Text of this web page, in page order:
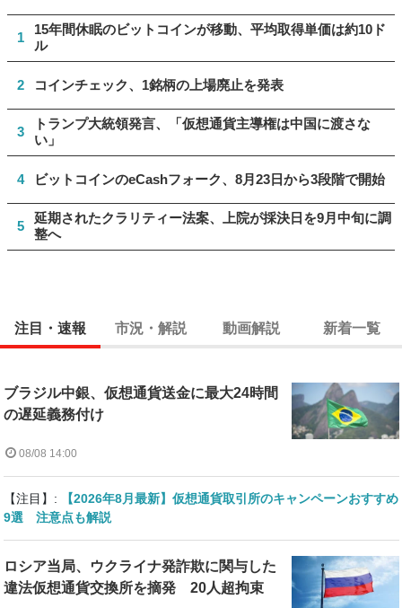
1
15年間休眠のビットコインが移動、平均取得単価は約10ド
ル
2 コインチェック、1銘柄の上場廃止を発表
3
トランプ大統領発言、「仮想通貨主導権は中国に渡さな
い」
4 ビットコインのeCashフォーク、8月23日から3段階で開始
5
延期されたクラリティー法案、上院が採決日を9月中旬に調
整へ
注目・速報 市況・解説 動画解説 新着一覧
ブラジル中銀、仮想通貨送金に最大24時間
の遅延義務付け
08/08 14:00
【注目】:
【2026年8月最新】仮想通貨取引所のキャンペーンおすすめ
9選 注意点も解説
ロシア当局、ウクライナ発詐欺に関与した
違法仮想通貨交換所を摘発 20人超拘束